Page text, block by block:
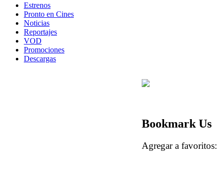
Estrenos
Pronto en Cines
Noticias
Reportajes
VOD
Promociones
Descargas
Bookmark Us
Agregar a